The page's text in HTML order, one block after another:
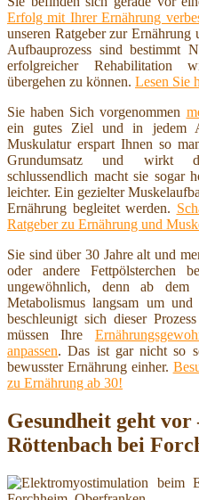
Erfolg mit Ihrer Ernährung
unseren Ratgeber zur
Aufbauprozess sind bestimmt
erfolgreicher Rehabilitation
übergehen zu können. Lesen Sie
Sie haben Sich vorgenommen
ein gutes Ziel und in jedem
Muskulatur erspart Ihnen so
Grundumsatz und wirkt
schlussendlich macht sie sogar
leichter. Ein gezielter
Ernährung begleitet werden.
Ratgeber zu Ernährung und
Sie sind über 30 Jahre alt und
oder andere Fettpölsterchen
ungewöhnlich, denn ab
Metabolismus langsam um
beschleunigt sich dieser
müssen Ihre
anpassen. Das ist gar nicht so
bewusster Ernährung einher.
zu Ernährung ab 30!
Gesundheit geht
Röttenbach bei